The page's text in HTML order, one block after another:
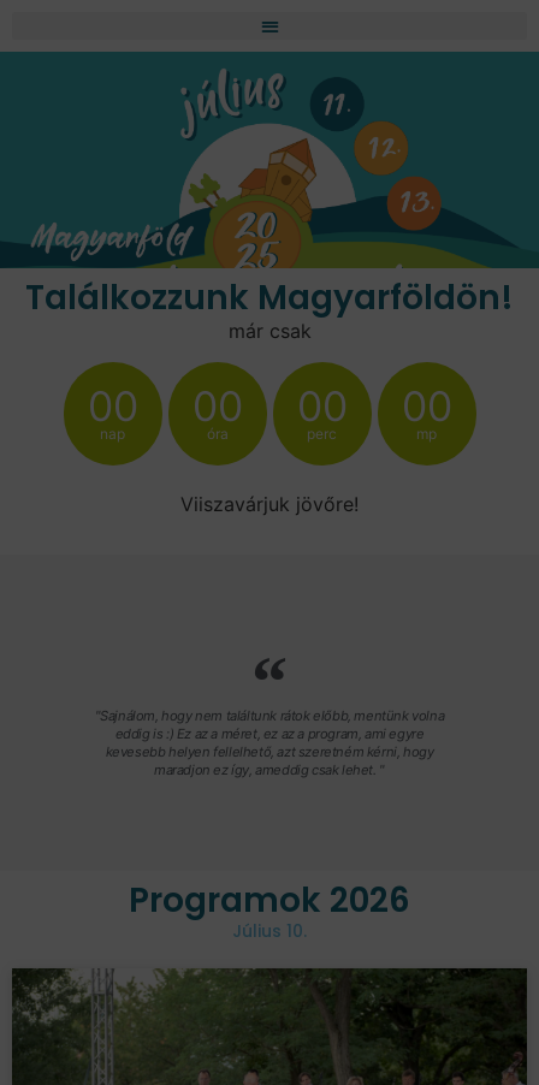
Találkozzunk Magyarföldön!
már csak
00
nap
00
óra
00
perc
00
mp
Viiszavárjuk jövőre!
"Sajnálom, hogy nem találtunk rátok előbb, mentünk volna
eddig is :) Ez az a méret, ez az a program, ami egyre
kevesebb helyen fellelhető, azt szeretném kérni, hogy
maradjon ez így, ameddig csak lehet. "
Programok 2026
Július 10.